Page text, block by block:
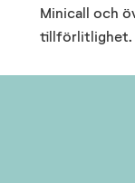
Minicall och
tillförlitlighet.